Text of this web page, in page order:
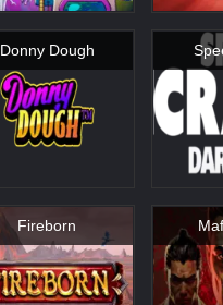
Donny Dough
Fireborn